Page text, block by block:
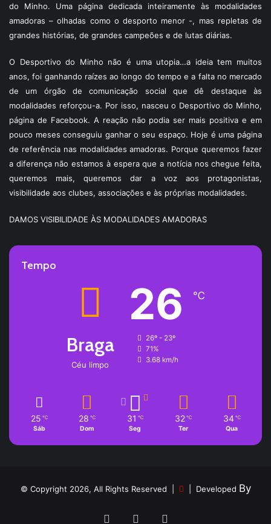
do Minho. Uma página dedicada inteiramente às modalidades
amadoras – olhadas como o desporto menor -, mas repletas de
grandes histórias, de grandes campeões e de lutas diárias.
O Desportivo do Minho não é uma utopia…a ideia tem muitos
anos, foi ganhando raízes ao longo do tempo e a falta no mercado
de um órgão de comunicação social que dê destaque às
modalidades reforçou-a. Por isso, nasceu o Desportivo do Minho,
página de Facebook. A reação não podia ser mais positiva e em
pouco meses conseguiu ganhar o seu espaço. Hoje é uma página
de referência nas modalidades amadoras. Porque queremos fazer
a diferença não estamos à espera que a notícia nos chegue feita,
queremos mais, queremos dar a voz aos protagonistas,
visibilidade aos clubes, associações e às próprias modalidades.
DAMOS VISIBILIDADE ÀS MODALIDADES AMADORAS
Tempo
Braga
Céu limpo
26 ℃
26º - 23º
71%
3.68 km/h
25 ℃
Sáb
28 ℃
Dom
31 ℃
Seg
32 ℃
Ter
34 ℃
Qua
© Copyright 2026, All Rights Reserved | | Developed By
FacebookYouTube